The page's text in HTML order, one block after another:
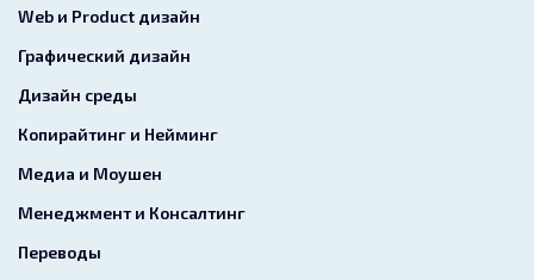
Web и Product дизайн
Графический дизайн
Дизайн среды
Копирайтинг и Нейминг
Медиа и Моушен
Менеджмент и Консалтинг
Переводы